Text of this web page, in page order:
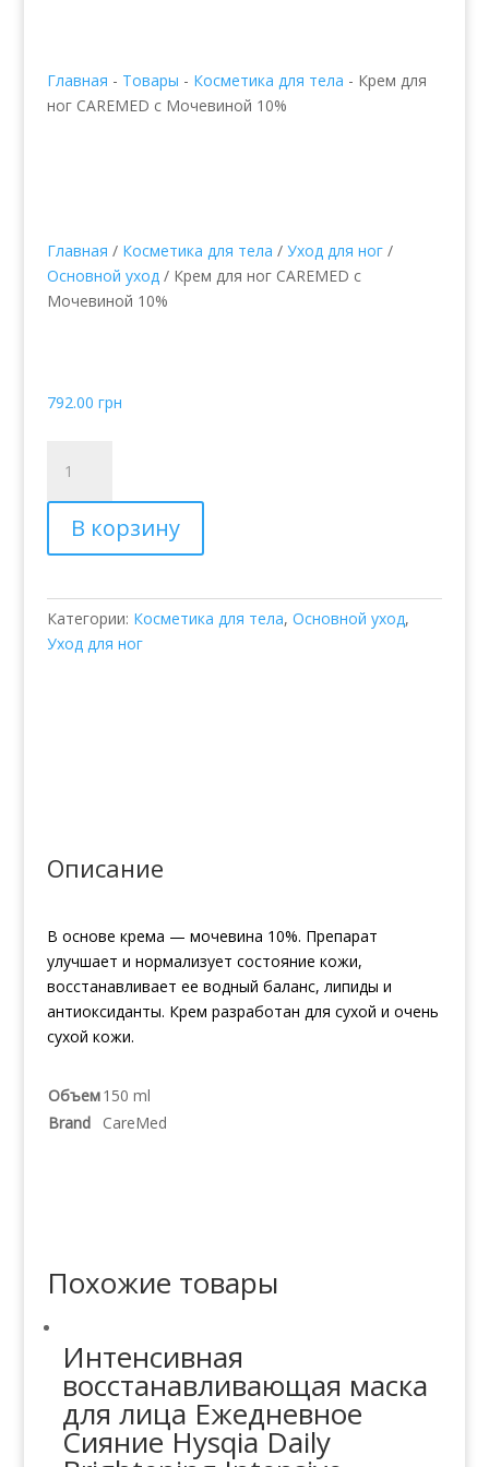
Главная - Товары - Косметика для тела - Крем для
ног CAREMED с Мочевиной 10%
Главная / Косметика для тела / Уход для ног/
Основной уход/ Крем для ног CAREMED с
Мочевиной 10%
792.00 грн
товара
Крем
ног
с
Мочевиной
10%
В корзину
Категории: Косметика для тела, Основной уход,
Уход для ног
Описание
В основе крема — мочевина 10%. Препарат
улучшает и нормализует состояние кожи,
восстанавливает ее водный баланс, липиды и
антиоксиданты. Крем разработан для сухой и очень
сухой кожи.
Объем150 ml
Brand
CareMed
Похожие товары
Интенсивная
восстанавливающая маска
для лица Ежедневное
Сияние Hysqia Daily